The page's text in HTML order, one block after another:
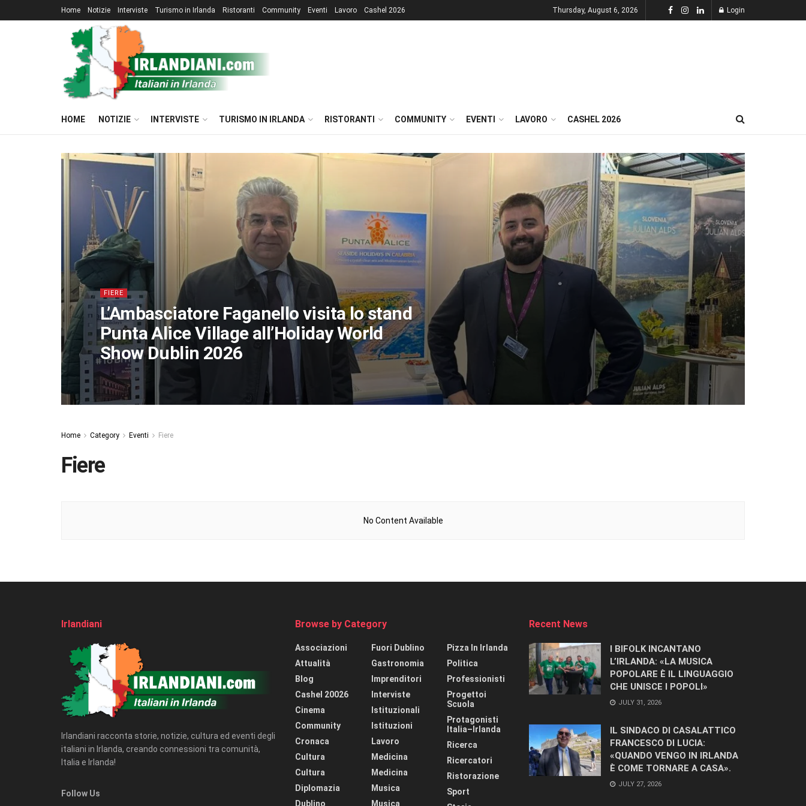
Home Notizie Interviste Turismo in Irlanda Ristoranti Community Eventi Lavoro Cashel 2026 Thursday, August 6, 2026 Login
HOME NOTIZIE INTERVISTE TURISMO IN IRLANDA RISTORANTI COMMUNITY EVENTI LAVORO CASHEL 2026
FIERE
L’Ambasciatore Faganello visita lo stand
Punta Alice Village all’Holiday World
Show Dublin 2026
Home Category Eventi Fiere
Fiere
No Content Available
Irlandiani
Irlandiani racconta storie, notizie, cultura ed eventi degli
italiani in Irlanda, creando connessioni tra comunità,
Italia e Irlanda!
Follow Us
Browse by Category
Associazioni
Attualità
Blog
Cashel 20026
Cinema
Community
Cronaca
Cultura
Cultura
Diplomazia
Dublino
Fuori Dublino
Gastronomia
Imprenditori
Interviste
Istituzionali
Istituzioni
Lavoro
Medicina
Medicina
Musica
Musica
Pizza In Irlanda
Politica
Professionisti
Progettoi
Scuola
Protagonisti
Italia–Irlanda
Ricerca
Ricercatori
Ristorazione
Sport
Recent News
I BIFOLK INCANTANO
L’IRLANDA: «LA MUSICA
POPOLARE È IL LINGUAGGIO
CHE UNISCE I POPOLI»
JULY 31, 2026
IL SINDACO DI CASALATTICO
FRANCESCO DI LUCIA:
«QUANDO VENGO IN IRLANDA
È COME TORNARE A CASA».
JULY 27, 2026